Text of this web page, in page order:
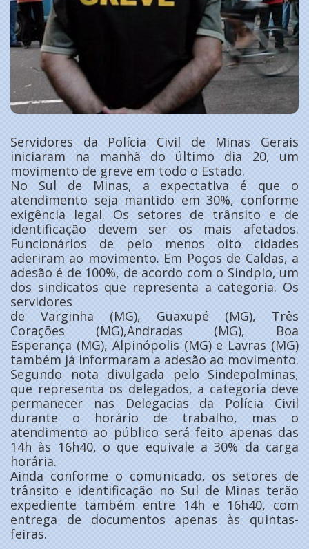
Servidores da Polícia Civil de Minas Gerais
iniciaram na manhã do último dia 20, um
movimento de greve em todo o Estado.
No Sul de Minas, a expectativa é que o
atendimento seja mantido em 30%, conforme
exigência legal. Os setores de trânsito e de
identificação devem ser os mais afetados.
Funcionários de pelo menos oito cidades
aderiram ao movimento. Em Poços de Caldas, a
adesão é de 100%, de acordo com o Sindplo, um
dos sindicatos que representa a categoria. Os
servidores
de Varginha (MG), Guaxupé (MG), Três
Corações (MG),Andradas (MG), Boa
Esperança (MG), Alpinópolis (MG) e Lavras (MG)
também já informaram a adesão ao movimento.
Segundo nota divulgada pelo Sindepolminas,
que representa os delegados, a categoria deve
permanecer nas Delegacias da Polícia Civil
durante o horário de trabalho, mas o
atendimento ao público será feito apenas das
14h às 16h40, o que equivale a 30% da carga
horária.
Ainda conforme o comunicado, os setores de
trânsito e identificação no Sul de Minas terão
expediente também entre 14h e 16h40, com
entrega de documentos apenas às quintas-
feiras.